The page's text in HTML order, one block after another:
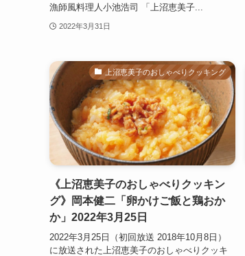
漁師風料理人小池浩司 「上沼恵美子...
2022年3月31日
上沼恵美子のおしゃべりクッキング
《上沼恵美子のおしゃべりクッキン
グ》岡本健二「卵かけご飯と鶏おか
か」2022年3月25日
2022年3月25日（初回放送 2018年10月8日）
に放送された上沼恵美子のおしゃべりクッキ